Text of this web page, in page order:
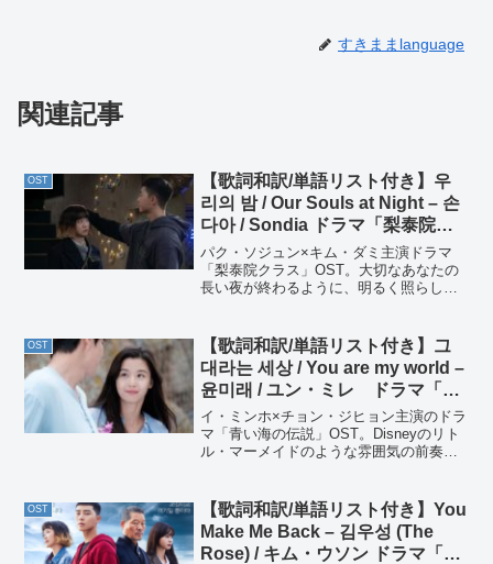
すきままlanguage
関連記事
OST
【歌詞和訳/単語リスト付き】우
리의 밤 / Our Souls at Night – 손
다아 / Sondia ドラマ「梨泰院ク
ラス」OST Part. 4
パク・ソジュン×キム・ダミ主演ドラマ
「梨泰院クラス」OST。大切なあなたの
長い夜が終わるように、明るく照らして
OST
【歌詞和訳/単語リスト付き】그
대라는 세상 / You are my world –
윤미래 / ユン・ミレ ドラマ「青
い海の伝説」OST
イ・ミンホ×チョン・ジヒョン主演のドラ
マ「青い海の伝説」OST。Disneyのリト
ル・マーメイドのような雰囲気の前奏か
OST
【歌詞和訳/単語リスト付き】You
Make Me Back – 김우성 (The
Rose) / キム・ウソン ドラマ「梨